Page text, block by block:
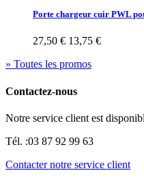
Porte chargeur cuir PWL
27,50 € 13,75 €
» Toutes les promos
Contactez-nous
Notre service client est
Tél. :03 87 92 99 63
Contacter notre service client